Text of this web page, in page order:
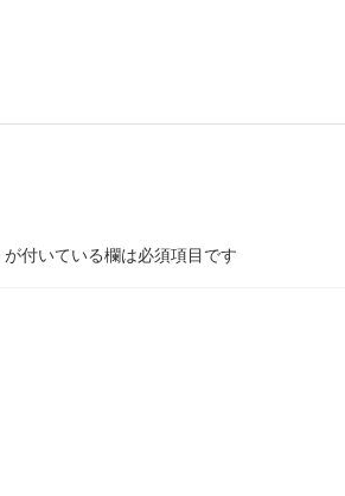
が付いている欄は必須項目です